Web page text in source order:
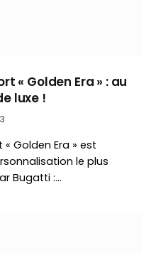
« Golden Era » : au
luxe !
Golden Era » est
le plus
Bugatti :…